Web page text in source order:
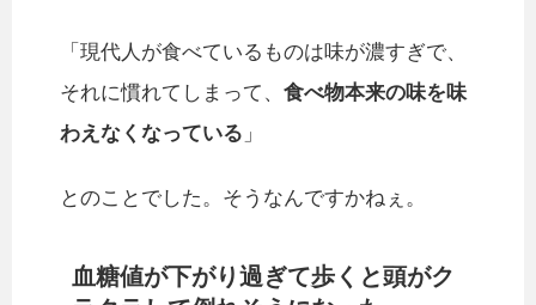
「現代人が食べているものは味が濃すぎで、
それに慣れてしまって、 食べ物本来の味を味
わえなくなっている 」
とのことでした。そうなんですかねぇ。
血糖値が下がり過ぎて歩くと頭がク